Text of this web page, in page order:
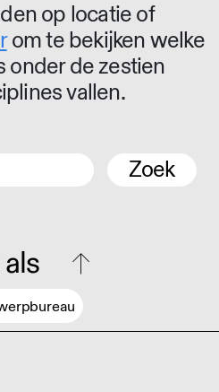
op locatie of
om te bekijken welke
onder de zestien
vallen.
Zoek